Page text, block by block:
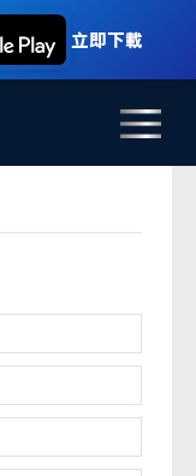
立即下載